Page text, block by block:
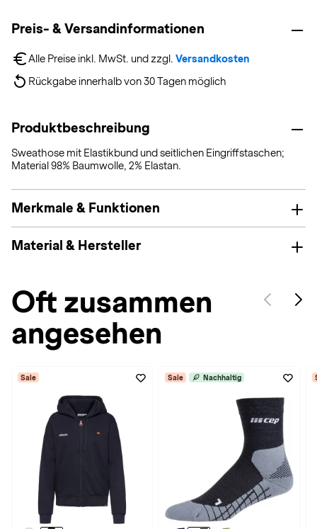
Preis- & Versandinformationen
Alle Preise inkl. MwSt. und zzgl. Versandkosten
Rückgabe innerhalb von 30 Tagen möglich
Produktbeschreibung
Sweathose mit Elastikbund und seitlichen Eingriffstaschen;
Material 98% Baumwolle, 2% Elastan.
Merkmale & Funktionen
Material & Hersteller
Oft zusammen
angesehen
Sale Sale Nachhaltig